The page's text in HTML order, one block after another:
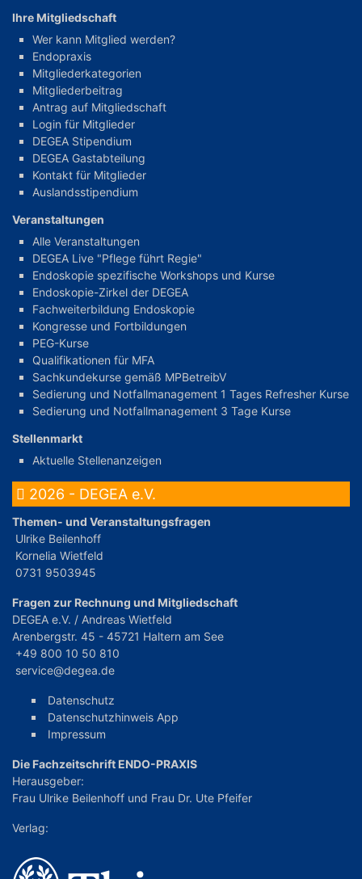
Ihre Mitgliedschaft
Wer kann Mitglied werden?
Endopraxis
Mitgliederkategorien
Mitgliederbeitrag
Antrag auf Mitgliedschaft
Login für Mitglieder
DEGEA Stipendium
DEGEA Gastabteilung
Kontakt für Mitglieder
Auslandsstipendium
Veranstaltungen
Alle Veranstaltungen
DEGEA Live "Pflege führt Regie"
Endoskopie spezifische Workshops und Kurse
Endoskopie-Zirkel der DEGEA
Fachweiterbildung Endoskopie
Kongresse und Fortbildungen
PEG-Kurse
Qualifikationen für MFA
Sachkundekurse gemäß MPBetreibV
Sedierung und Notfallmanagement 1 Tages Refresher Kurse
Sedierung und Notfallmanagement 3 Tage Kurse
Stellenmarkt
Aktuelle Stellenanzeigen
2026 - DEGEA e.V.
Themen- und Veranstaltungsfragen
Ulrike Beilenhoff
Kornelia Wietfeld
0731 9503945
Fragen zur Rechnung und Mitgliedschaft
DEGEA e.V. / Andreas Wietfeld
Arenbergstr. 45 - 45721 Haltern am See
+49 800 10 50 810
service@degea.de
Datenschutz
Datenschutzhinweis App
Impressum
Die Fachzeitschrift ENDO-PRAXIS
Herausgeber:
Frau Ulrike Beilenhoff und Frau Dr. Ute Pfeifer
Verlag: